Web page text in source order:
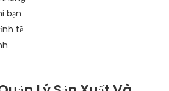
bạn
tề